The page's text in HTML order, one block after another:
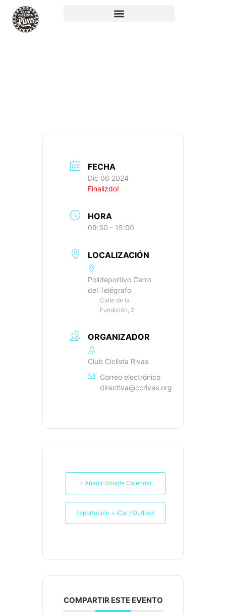
FECHA
Dic 06 2024
Finalizdo!
HORA
09:30 - 15:00
LOCALIZACIÓN
Polideportivo Cerro
del Telégrafo
Calle de la
Fundición, 2
ORGANIZADOR
Club Ciclista Rivas
Correo electrónico
directiva@ccrivas.org
+ Añadir Google Calendar
Exportación + iCal / Outlook
COMPARTIR ESTE EVENTO